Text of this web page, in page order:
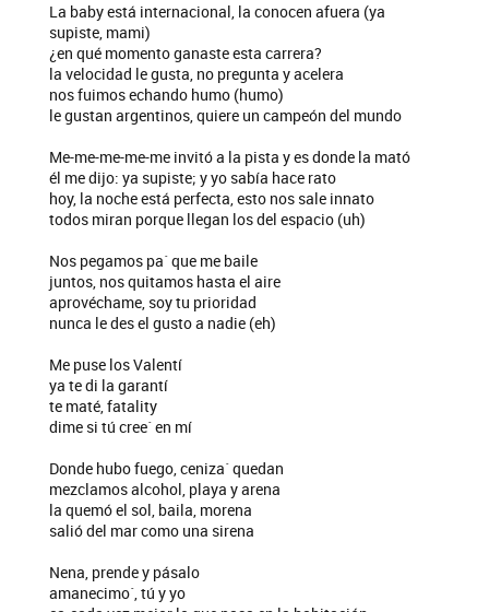
La baby está internacional, la conocen afuera (ya
supiste, mami)
¿en qué momento ganaste esta carrera?
la velocidad le gusta, no pregunta y acelera
nos fuimos echando humo (humo)
le gustan argentinos, quiere un campeón del mundo
Me-me-me-me-me invitó a la pista y es donde la mató
él me dijo: ya supiste; y yo sabía hace rato
hoy, la noche está perfecta, esto nos sale innato
todos miran porque llegan los del espacio (uh)
Nos pegamos pa´ que me baile
juntos, nos quitamos hasta el aire
aprovéchame, soy tu prioridad
nunca le des el gusto a nadie (eh)
Me puse los Valentí
ya te di la garantí
te maté, fatality
dime si tú cree´ en mí
Donde hubo fuego, ceniza´ quedan
mezclamos alcohol, playa y arena
la quemó el sol, baila, morena
salió del mar como una sirena
Nena, prende y pásalo
amanecimo´, tú y yo